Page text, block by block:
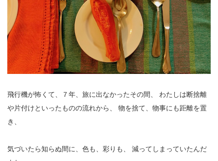
飛行機が怖くて、７年、旅に出なかったその間、
わたしは断捨離
や片付けといったものの流れから、
物を捨て、物事にも距離を置
き、
気づいたら知らぬ間に、色も、彩りも、
減ってしまっていたんだ